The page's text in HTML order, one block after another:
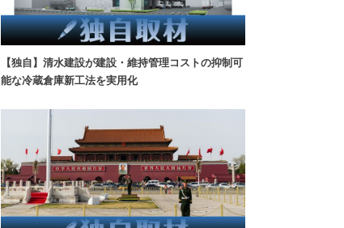
【独自】清水建設が建設・維持管理コストの抑制可
能な冷蔵倉庫新工法を実用化